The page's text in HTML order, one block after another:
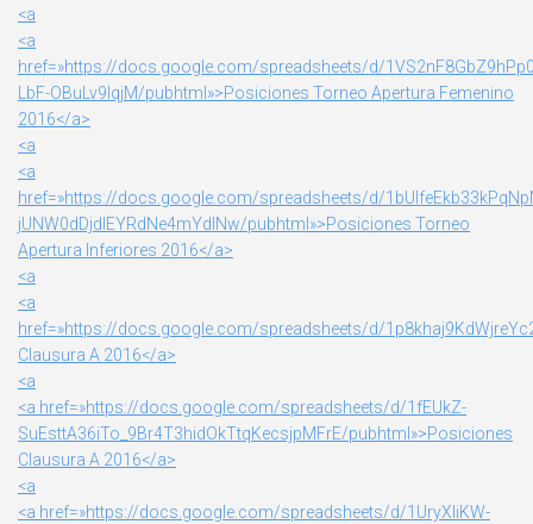
<a
<a
href=»https://docs.google.com/spreadsheets/d/
LbF-OBuLv9IqjM/pubhtml»>Posiciones Torneo Apertura Femenino
2016</a>
<a
<a
href=»https://docs.google.com/spreadsheets/d/
jUNW0dDjdlEYRdNe4mYdlNw/pubhtml»>Posiciones Torneo
Apertura Inferiores 2016</a>
<a
<a
href=»https://docs.google.com/spreadsheets/d/
Clausura A 2016</a>
<a
<a href=»https://docs.google.com/spreadsheets/d/1fEUkZ-
SuEsttA36iTo_9Br4T3hidOkTtqKecsjpMFrE/pubhtml»>Posiciones
Clausura A 2016</a>
<a
<a href=»https://docs.google.com/spreadsheets/d/1UryXIiKW-